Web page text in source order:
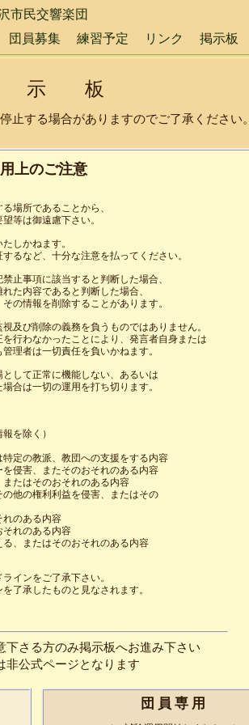
市民交響楽団
団員募集 練習予定 リンク 掲示板
示 板
止する場合がありますのでご了承ください。
上のご注意
場所であることから、
等は御遠慮下さい。
しかねます。
るなど、十分な注意を払ってください。
止事項に該当すると判断した場合、
た内容であると判断した場合、
の情報を削除することがあります。
及び削除の義務を負うものではありません。
行わなかったことにより、発言者自身または
理者は一切責任を負いかねます。
して正常に機能しない、あるいは
合は一切の運用を打ち切ります。
を除く）
定の教派、教団への支援をする内容
侵害、またそのおそれのある内容
たはそのおそれのある内容
他の権利利益を侵害、またはその
のある内容
れのある内容
、またはそのおそれのある内容
インをご了承下さい。
了承したものと見なされます。
下さる方のみ掲示板へお進み下さい
非公式ページとなります
団 員 専 用